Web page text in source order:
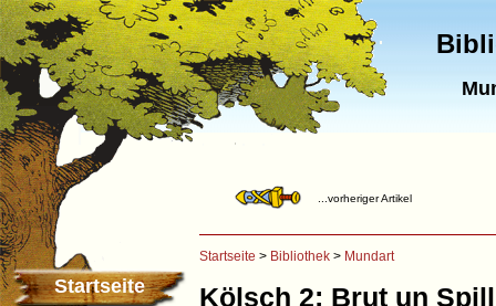
Startseite
...vorheriger Artikel
Startseite > Bibliothek > Mundart
Kölsch 2: Brut un